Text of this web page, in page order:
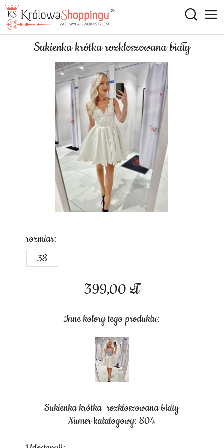
Sukienka krótka rozkloszowana biały
399,00 zł
Inne kolory tego produktu:
rozmiar:
38
Sukienka krótka rozkloszowana biały
Numer katalogowy: 804